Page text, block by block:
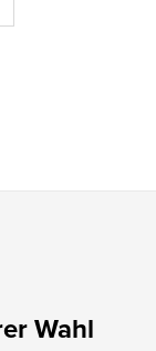
Wahl